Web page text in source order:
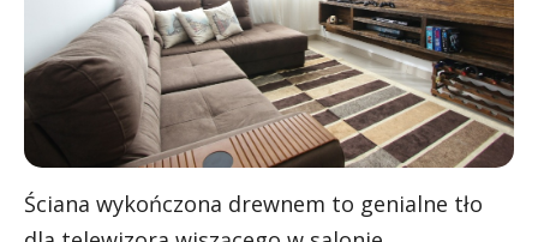
Ściana wykończona drewnem to genialne tło